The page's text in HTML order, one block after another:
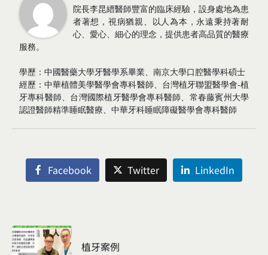
院長李昆縉醫師豐富的臨床經驗，設身處地為患
者著想，視病猶親、以人為本，永遠秉持著耐
心、愛心、細心的理念，提供患者高品質的醫療
服務。
學歷：中國醫藥大學牙醫學系畢業、南京大學口腔醫學科碩士
經歷：中華植體美學醫學會專科醫師、台灣植牙聯盟醫學會-植
牙專科醫師、台灣國際植牙醫學會專科醫師、常春藤賓州大學
認證醫師精準睡眠醫療、中華牙科睡眠障礙醫學會專科醫師
Facebook Twitter LinkedIn
植牙案例